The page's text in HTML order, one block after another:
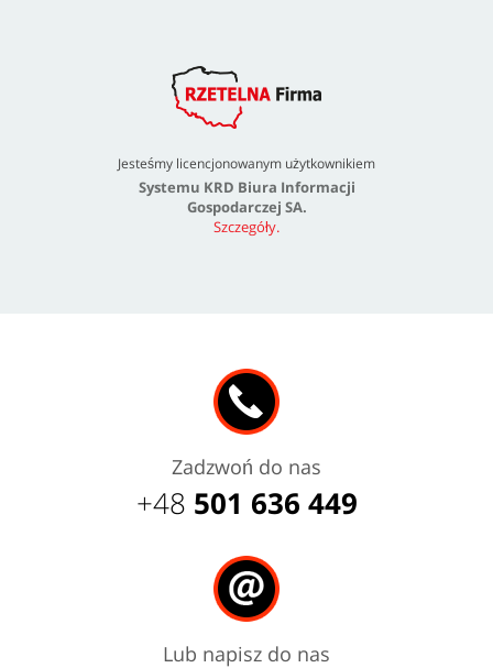
Jesteśmy licencjonowanym użytkownikiem
Systemu KRD Biura Informacji
Gospodarczej SA.
Szczegóły.
Zadzwoń do nas
+48 501 636 449
Lub napisz do nas